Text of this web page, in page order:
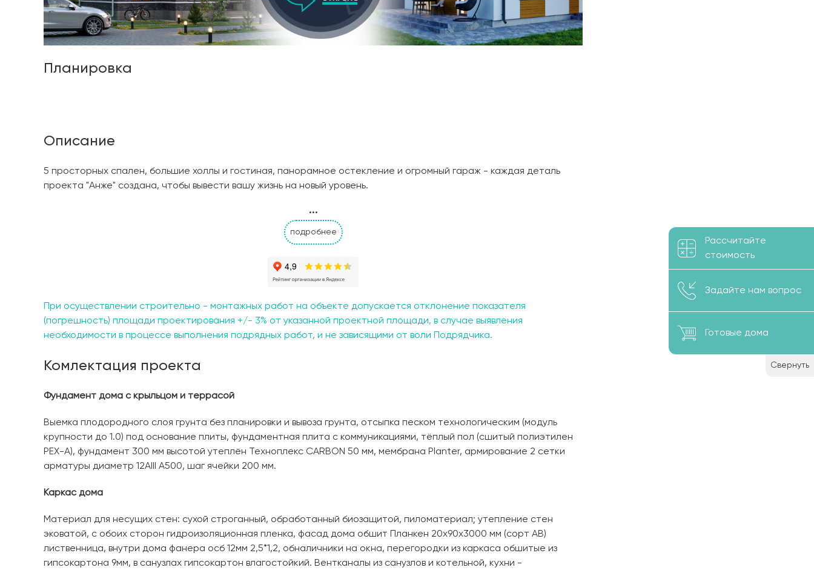
Планировка
Описание
5 просторных спален, большие холлы и гостиная, панорамное остекление и огромный гараж - каждая деталь
проекта "Анже" создана, чтобы вывести вашу жизнь на новый уровень.
...
подробнее
При осуществлении строительно - монтажных работ на объекте допускается отклонение показателя
(погрешность) площади проектирования +/- 3% от указанной проектной площади, в случае выявления
необходимости в процессе выполнения подрядных работ, и не зависящими от воли Подрядчика.
Комлектация проекта
Фундамент дома с крыльцом и террасой
Выемка плодородного слоя грунта без планировки и вывоза грунта, отсыпка песком технологическим (модуль
крупности до 1.0) под основание плиты, фундаментная плита с коммуникациями, тёплый пол (сшитый полиэтилен
PЕХ-А), фундамент 300 мм высотой утеплён Техноплекс CARBON 50 мм, мембрана Planter, армирование 2 сетки
арматуры диаметр 12AIII A500, шаг ячейки 200 мм.
Каркас дома
Материал для несущих стен: сухой строганный, обработанный биозащитой, пиломатериал; утепление стен
эковатой, с обоих сторон гидроизоляционная пленка, фасад дома обшит Планкен 20х90х3000 мм (сорт АВ)
лиственница, внутри дома фанера осб 12мм 2,5*1,2, обналичники на окна, перегородки из каркаса обшитые из
гипсокартона 9мм, в санузлах гипсокартон влагостойкий. Вентканалы из санузлов и котельной, кухни -
Рассчитайте
стоимость
Задайте нам вопрос
Готовые дома
Свернуть